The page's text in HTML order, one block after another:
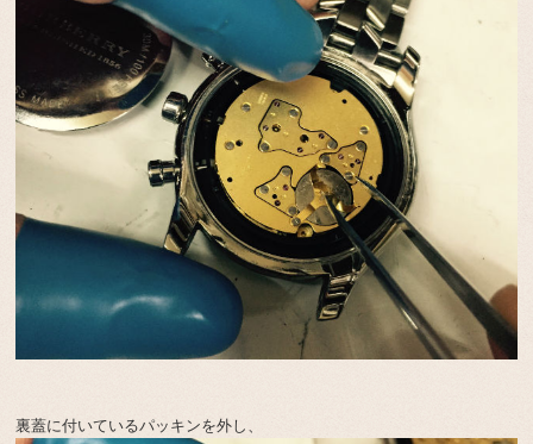
裏蓋に付いているパッキンを外し、